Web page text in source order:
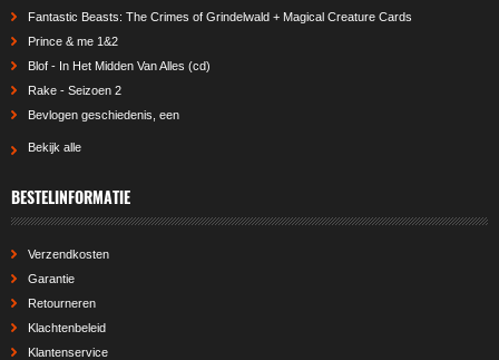
Fantastic Beasts: The Crimes of Grindelwald + Magical Creature Cards
Prince & me 1&2
Blof - In Het Midden Van Alles (cd)
Rake - Seizoen 2
Bevlogen geschiedenis, een
Bekijk alle
BESTELINFORMATIE
Verzendkosten
Garantie
Retourneren
Klachtenbeleid
Klantenservice